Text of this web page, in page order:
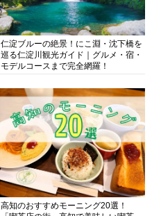
仁淀ブルーの絶景！にこ淵・沈下橋を
巡る仁淀川観光ガイド｜グルメ・宿・
モデルコースまで完全網羅！
高知のおすすめモーニング20選！